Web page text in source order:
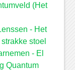
(Het
- Het
stoel
- El
Quantum